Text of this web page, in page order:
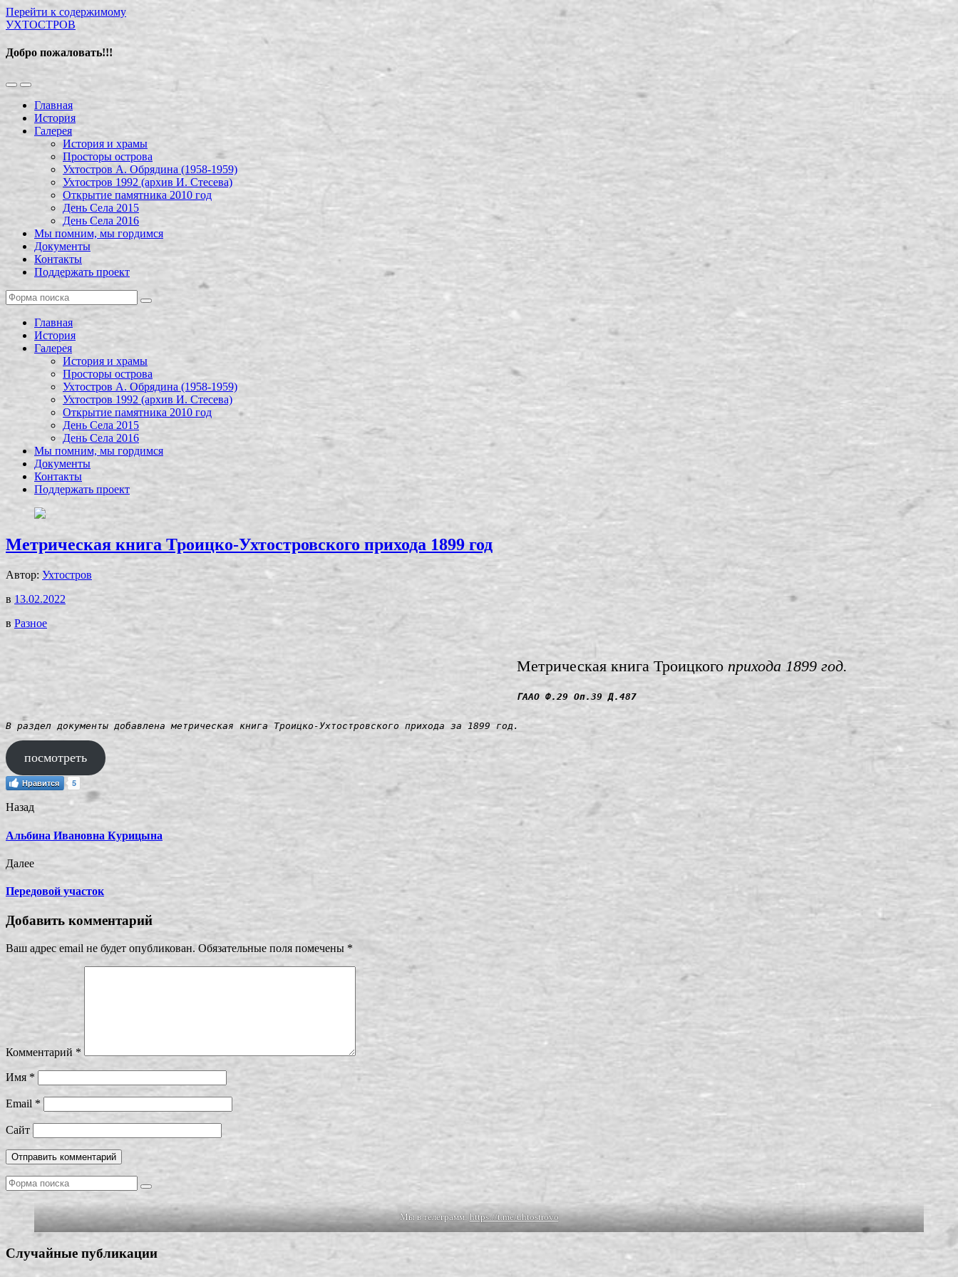
Перейти к содержимому
УХТОСТРОВ
Добро пожаловать!!!
Переключить
мобильное
меню
Переключить
поле
поиска
Главная
История
Галерея
История и храмы
Просторы острова
Ухтостров А. Обрядина (1958-1959)
Ухтостров 1992 (архив И. Стесева)
Открытие памятника 2010 год
День Села 2015
День Села 2016
Мы помним, мы гордимся
Документы
Контакты
Поддержать проект
Поиск
Главная
История
Галерея
История и храмы
Просторы острова
Ухтостров А. Обрядина (1958-1959)
Ухтостров 1992 (архив И. Стесева)
Открытие памятника 2010 год
День Села 2015
День Села 2016
Мы помним, мы гордимся
Документы
Контакты
Поддержать проект
Метрическая книга Троицко-Ухтостровского прихода 1899 год
Автор: Ухтостров
в 13.02.2022
в Разное
Метрическая книга Троицкогоприхода 1899 год.
ГААО Ф.29 Оп.39 Д.487
В раздел документы добавлена метрическая книга Троицко-Ухтостровского прихода за 1899 год.
посмотреть
Нравится 5
Назад
Альбина Ивановна Курицына
Далее
Передовой участок
Добавить комментарий
Ваш адрес email не будет опубликован. Обязательные поля помечены *
Комментарий *
Имя *
Email *
Сайт
Поиск
Мы в телеграмм: https://t.me/uhtostrovo
Случайные публикации